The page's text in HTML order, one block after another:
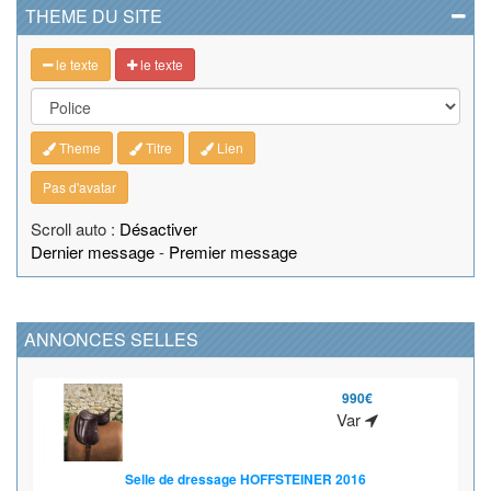
THEME DU SITE
le texte le texte
Theme Titre Lien
Pas d'avatar
Scroll auto : Désactiver
Dernier message- Premier message
ANNONCES SELLES
990€
Var
Selle de dressage HOFFSTEINER 2016